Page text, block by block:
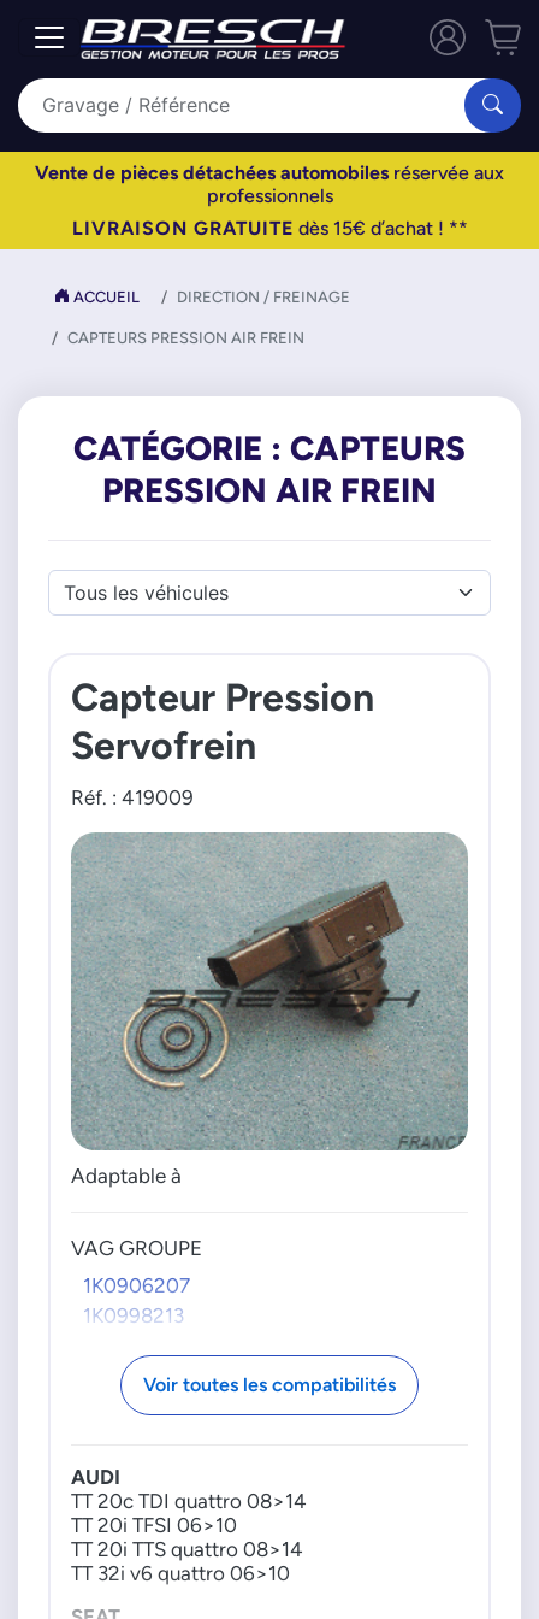
Vente de pièces détachées automobiles réservée aux
professionnels
LIVRAISON GRATUITE dès 15€ d’achat ! **
ACCUEIL DIRECTION / FREINAGE
CAPTEURS PRESSION AIR FREIN
CATÉGORIE : CAPTEURS
PRESSION AIR FREIN
Capteur Pression
Servofrein
Réf. : 419009
Adaptable à
VAG GROUPE
1K0906207
1K0998213
Voir toutes les compatibilités
AUDI
TT 20c TDI quattro 08>14
TT 20i TFSI 06>10
TT 20i TTS quattro 08>14
TT 32i v6 quattro 06>10